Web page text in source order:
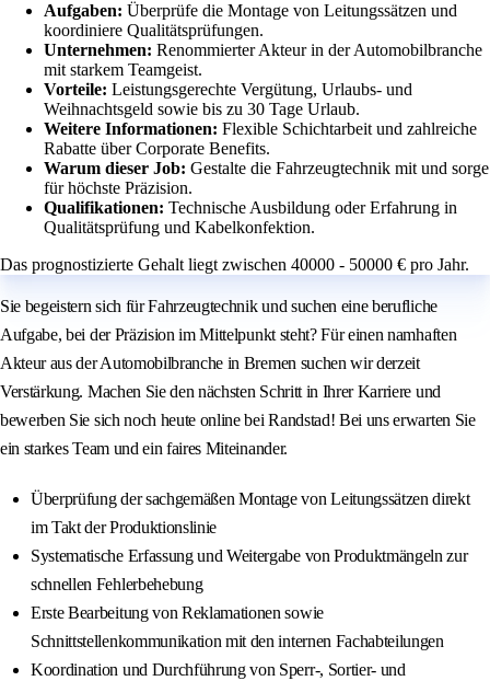
Aufgaben: Überprüfe die Montage von Leitungssätzen und
koordiniere Qualitätsprüfungen.
Unternehmen: Renommierter Akteur in der Automobilbranche
mit starkem Teamgeist.
Vorteile: Leistungsgerechte Vergütung, Urlaubs- und
Weihnachtsgeld sowie bis zu 30 Tage Urlaub.
Weitere Informationen: Flexible Schichtarbeit und zahlreiche
Rabatte über Corporate Benefits.
Warum dieser Job: Gestalte die Fahrzeugtechnik mit und sorge
für höchste Präzision.
Qualifikationen: Technische Ausbildung oder Erfahrung in
Qualitätsprüfung und Kabelkonfektion.
Das prognostizierte Gehalt liegt zwischen 40000 - 50000 € pro Jahr.
Sie begeistern sich für Fahrzeugtechnik und suchen eine berufliche
Aufgabe, bei der Präzision im Mittelpunkt steht? Für einen namhaften
Akteur aus der Automobilbranche in Bremen suchen wir derzeit
Verstärkung. Machen Sie den nächsten Schritt in Ihrer Karriere und
bewerben Sie sich noch heute online bei Randstad! Bei uns erwarten Sie
ein starkes Team und ein faires Miteinander.
Überprüfung der sachgemäßen Montage von Leitungssätzen direkt
im Takt der Produktionslinie
Systematische Erfassung und Weitergabe von Produktmängeln zur
schnellen Fehlerbehebung
Erste Bearbeitung von Reklamationen sowie
Schnittstellenkommunikation mit den internen Fachabteilungen
Koordination und Durchführung von Sperr-, Sortier- und